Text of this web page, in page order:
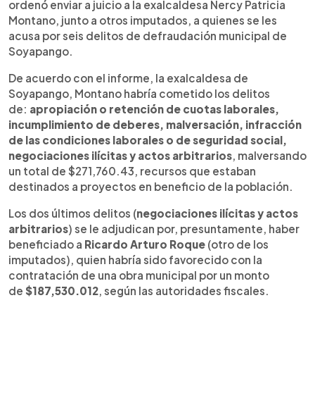
ordenó enviar a juicio a la exalcaldesa Nercy Patricia
Montano, junto a otros imputados, a quienes se les
acusa por seis delitos de defraudación municipal de
Soyapango.
De acuerdo con el informe, la exalcaldesa de
Soyapango, Montano habría cometido los delitos
de: apropiación o retención de cuotas laborales,
incumplimiento de deberes, malversación, infracción
de las condiciones laborales o de seguridad social,
negociaciones ilícitas y actos arbitrarios , malversando
un total de $271,760.43, recursos que estaban
destinados a proyectos en beneficio de la población.
Los dos últimos delitos (negociaciones ilícitas y actos
arbitrarios) se le adjudican por, presuntamente, haber
beneficiado a Ricardo Arturo Roque (otro de los
imputados), quien habría sido favorecido con la
contratación de una obra municipal por un monto
de $187,530.012 , según las autoridades fiscales.